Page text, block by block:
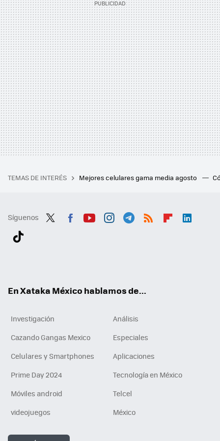
TEMAS DE INTERÉS Mejores celulares gama media agosto
Síguenos
En Xataka México hablamos de...
Investigación
Análisis
Cazando Gangas Mexico
Especiales
Celulares y Smartphones
Aplicaciones
Prime Day 2024
Tecnología en México
Móviles android
Telcel
videojuegos
México